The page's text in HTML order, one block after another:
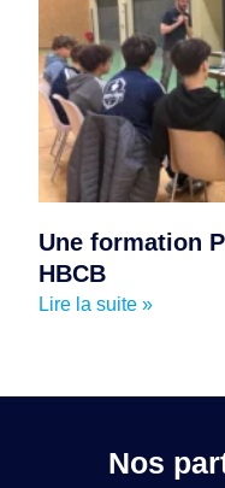
Une formation
HBCB
Lire la suite »
Nos